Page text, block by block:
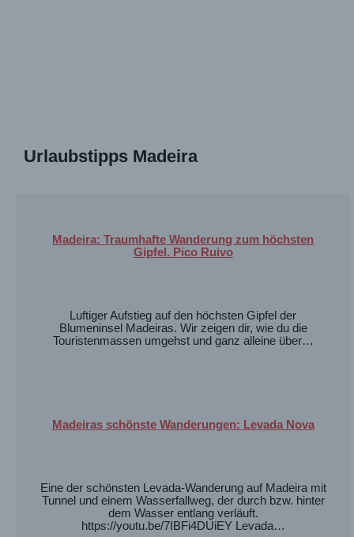
Urlaubstipps Madeira
Madeira: Traumhafte Wanderung zum höchsten
Gipfel. Pico Ruivo
Luftiger Aufstieg auf den höchsten Gipfel der
Blumeninsel Madeiras. Wir zeigen dir, wie du die
Touristenmassen umgehst und ganz alleine über…
Madeiras schönste Wanderungen: Levada Nova
Eine der schönsten Levada-Wanderung auf Madeira mit
Tunnel und einem Wasserfallweg, der durch bzw. hinter
dem Wasser entlang verläuft.
https://youtu.be/7IBFi4DUiEY Levada…